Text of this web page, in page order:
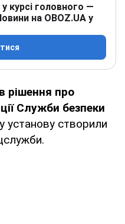
курсі головного —
на OBOZ.UA у
рішення про
Служби безпеки
установу створили